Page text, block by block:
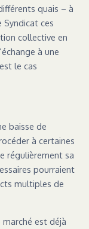
quais – à
ces
collective en
à une
le cas
baisse de
à certaines
régulièrement sa
pourraient
multiples de
est déjà